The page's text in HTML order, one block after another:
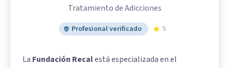
Tratamiento de Adicciones
Profesional verificado 5
La Fundación Recalestá especializada en el